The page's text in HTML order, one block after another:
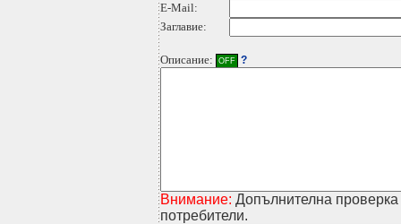
E-Mail:
Заглавие:
Описание: OFF ?
Внимание: Допълнителна
потребители.